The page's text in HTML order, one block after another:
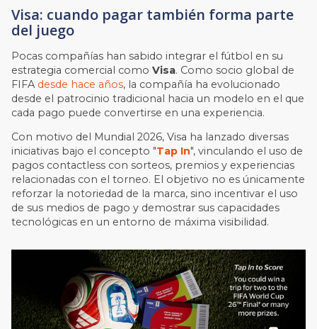
Visa: cuando pagar también forma parte
del juego
Pocas compañías han sabido integrar el fútbol en su
estrategia comercial comoVisa. Como socio global de
FIFA desde hace años, la compañía ha evolucionado
desde el patrocinio tradicional hacia un modelo en el que
cada pago puede convertirse en una experiencia.
Con motivo del Mundial 2026, Visa ha lanzado diversas
iniciativas bajo el concepto "Tap In", vinculando el uso de
pagos contactless con sorteos, premios y experiencias
relacionadas con el torneo. El objetivo no es únicamente
reforzar la notoriedad de la marca, sino incentivar el uso
de sus medios de pago y demostrar sus capacidades
tecnológicas en un entorno de máxima visibilidad.